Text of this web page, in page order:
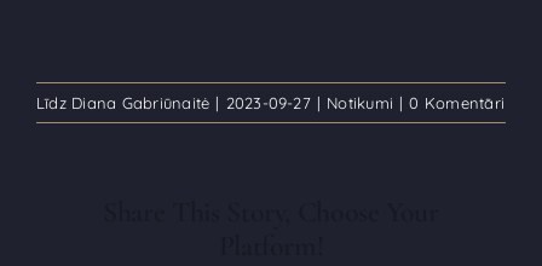
Līdz Diana Gabriūnaitė | 2023-09-27 | Notikumi | 0 Komentāri